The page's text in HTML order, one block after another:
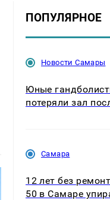
ПОПУЛЯРНОЕ
Новости Самары
Юные
потеряли зал
Самара
12 лет без
50 в Самаре